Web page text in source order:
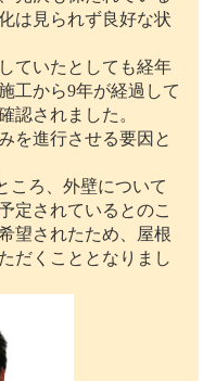
は見られず良好な状
ていたとしても経年
工から9年が経過して
認されました。
を進行させる要因と
ころ、外壁について
定されているとのこ
望されたため、屋根
だくこととなりまし